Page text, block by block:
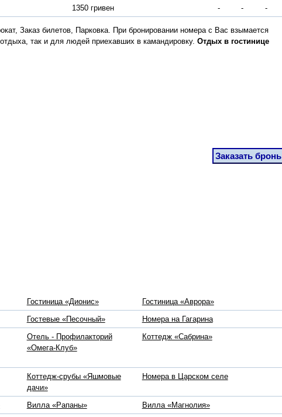
1350 гривен - - -
Заказ билетов, Парковка. При бронировании номера с Вас взымается
так и для людей приехавших в камандировку. Отдых в гостинице
Заказать бронь
Гостиница «Дионис»
Гостиница «Аврора»
Гостевые «Песочный»
Номера на Гагарина
Отель - Профилакторий
«Омега-Клуб»
Коттедж «Сабрина»
Коттедж-срубы «Яшмовые
дачи»
Номера в Царском селе
Вилла «Рапаны»
Вилла «Магнолия»